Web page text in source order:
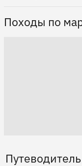
Походы по
Путеводитель